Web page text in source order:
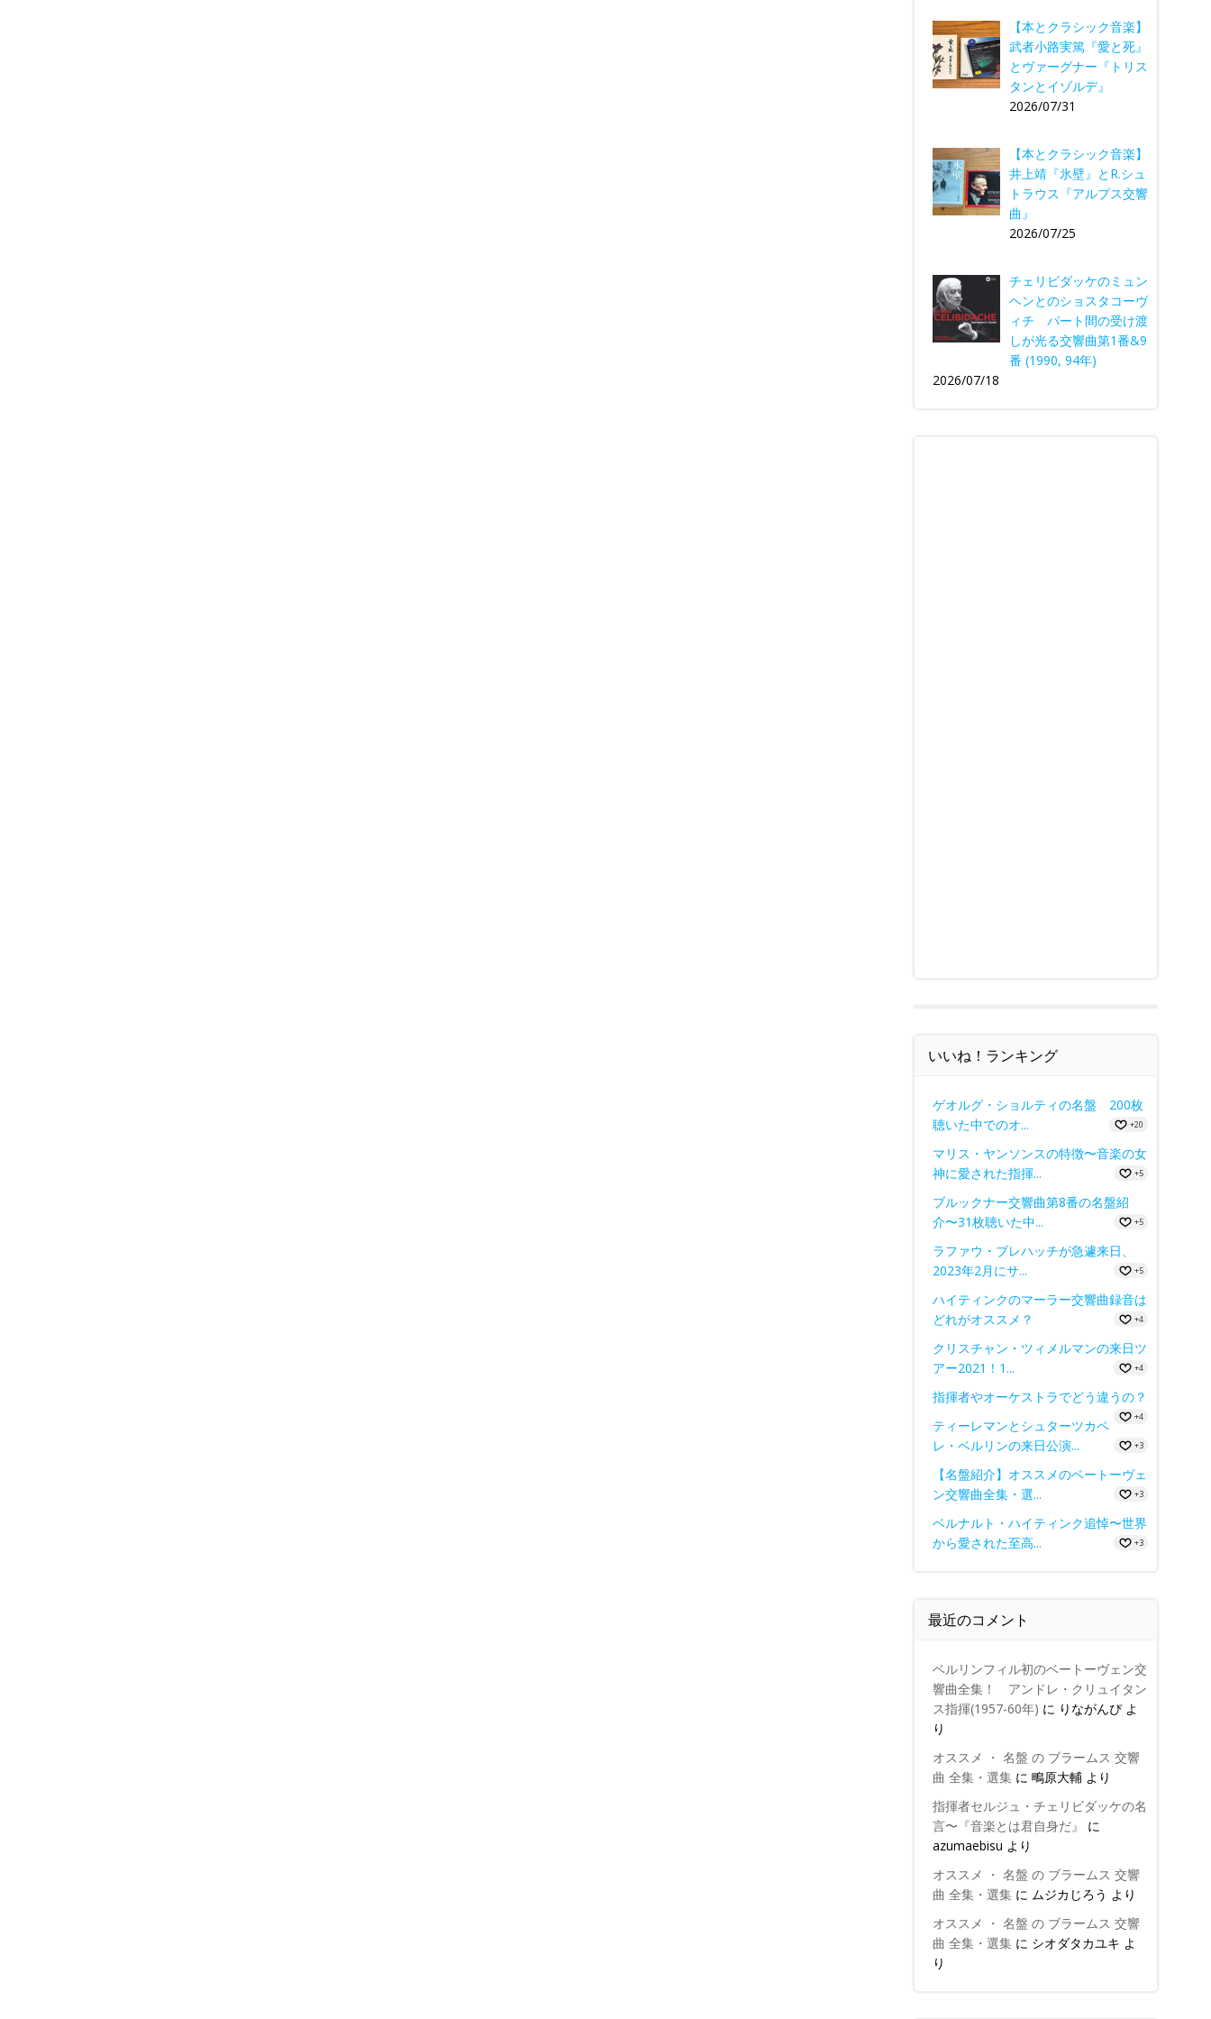
【本とクラシック音楽】
武者小路実篤『愛と死』
とヴァーグナー『トリス
タンとイゾルデ』
2026/07/31
【本とクラシック音楽】
井上靖『氷壁』とR.シュ
トラウス『アルプス交響
曲』
2026/07/25
チェリビダッケのミュン
ヘンとのショスタコーヴ
ィチ パート間の受け渡
しが光る交響曲第1番&9
番 (1990, 94年)
2026/07/18
いいね！ランキング
ゲオルグ・ショルティの名盤 200枚
聴いた中でのオ...
+20
マリス・ヤンソンスの特徴〜音楽の女
神に愛された指揮...
+5
ブルックナー交響曲第8番の名盤紹
介〜31枚聴いた中...
+5
ラファウ・ブレハッチが急遽来日、
2023年2月にサ...
+5
ハイティンクのマーラー交響曲録音は
どれがオススメ？
+4
クリスチャン・ツィメルマンの来日ツ
アー2021！1...
+4
指揮者やオーケストラでどう違うの？
+4
ティーレマンとシュターツカペ
レ・ベルリンの来日公演...
+3
【名盤紹介】オススメのベートーヴェ
ン交響曲全集・選...
+3
ベルナルト・ハイティンク追悼〜世界
から愛された至高...
+3
最近のコメント
ベルリンフィル初のベートーヴェン交
響曲全集！ アンドレ・クリュイタン
ス指揮(1957-60年) に りながんぴよ
り
オススメ ・ 名盤 の ブラームス 交響
曲 全集・選集に 鴫原大輔より
指揮者セルジュ・チェリビダッケの名
言〜『音楽とは君自身だ』
に
azumaebisu より
オススメ ・ 名盤 の ブラームス 交響
曲 全集・選集に ムジカじろう より
オススメ ・ 名盤 の ブラームス 交響
曲 全集・選集に シオダタカユキ よ
り